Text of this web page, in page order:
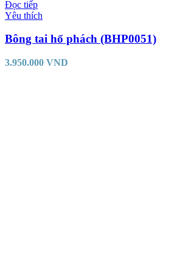
Đọc tiếp
Yêu thích
Bông tai hổ phách (BHP0051)
3.950.000 VND